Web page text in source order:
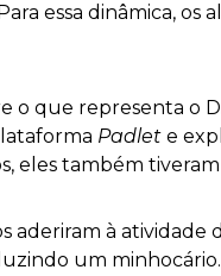
essa dinâmica,
o que representa o
Padlet e
eles também
à atividade
um